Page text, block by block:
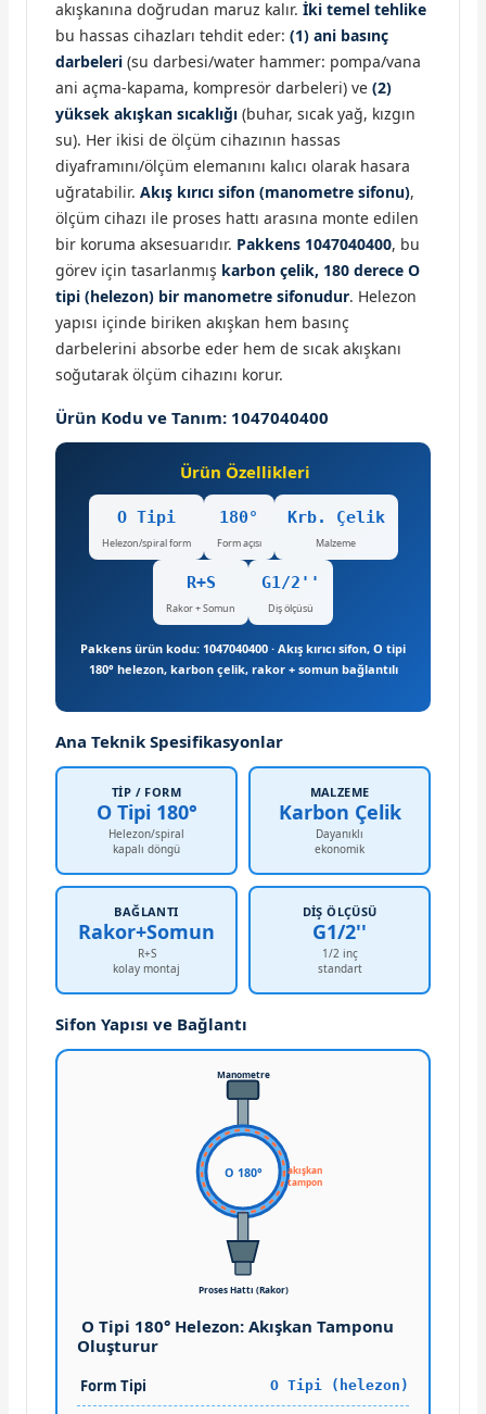
akışkanına doğrudan maruz kalır. İki temel tehlike
bu hassas cihazları tehdit eder: (1) ani basınç
darbeleri (su darbesi/water hammer: pompa/vana
ani açma-kapama, kompresör darbeleri) ve (2)
yüksek akışkan sıcaklığı (buhar, sıcak yağ, kızgın
su). Her ikisi de ölçüm cihazının hassas
diyaframını/ölçüm elemanını kalıcı olarak hasara
uğratabilir. Akış kırıcı sifon (manometre sifonu),
ölçüm cihazı ile proses hattı arasına monte edilen
bir koruma aksesuarıdır. Pakkens 1047040400, bu
görev için tasarlanmış karbon çelik, 180 derece O
tipi (helezon) bir manometre sifonudur. Helezon
yapısı içinde biriken akışkan hem basınç
darbelerini absorbe eder hem de sıcak akışkanı
soğutarak ölçüm cihazını korur.
Ürün Kodu ve Tanım: 1047040400
Ürün Özellikleri
O Tipi
Helezon/spiral form
180°
Form açısı
Krb. Çelik
Malzeme
R+S
Rakor + Somun
G1/2''
Diş ölçüsü
Pakkens ürün kodu: 1047040400 · Akış kırıcı sifon, O tipi
180° helezon, karbon çelik, rakor + somun bağlantılı
Ana Teknik Spesifikasyonlar
TIP / FORM
O Tipi 180°
Helezon/spiral
kapalı döngü
MALZEME
Karbon Çelik
Dayanıklı
ekonomik
BAĞLANTI
Rakor+Somun
R+S
kolay montaj
DIŞ ÖLÇÜSÜ
G1/2''
1/2 inç
standart
Sifon Yapısı ve Bağlantı
Manometre
O 180°
Proses Hattı (Rakor)
akışkan
tampon
O Tipi 180° Helezon: Akışkan Tamponu
Oluşturur
Form Tipi O Tipi (helezon)